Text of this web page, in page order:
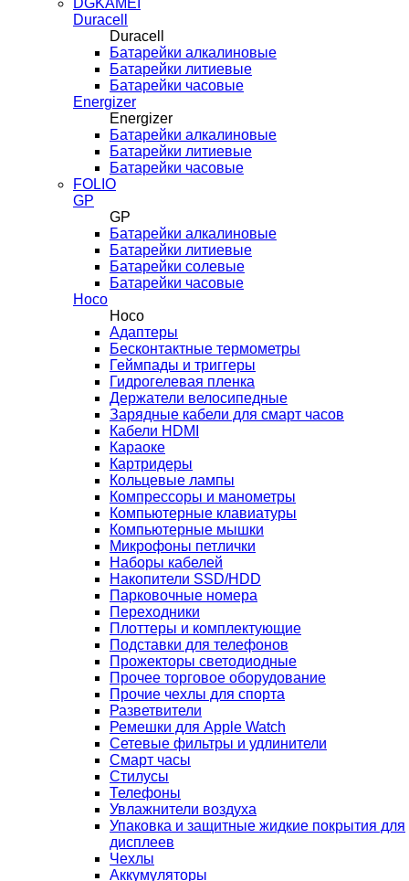
DGKAMEI
Duracell
Duracell
Батарейки алкалиновые
Батарейки литиевые
Батарейки часовые
Energizer
Energizer
Батарейки алкалиновые
Батарейки литиевые
Батарейки часовые
FOLIO
GP
GP
Батарейки алкалиновые
Батарейки литиевые
Батарейки солевые
Батарейки часовые
Hoco
Hoco
Адаптеры
Бесконтактные термометры
Геймпады и триггеры
Гидрогелевая пленка
Держатели велосипедные
Зарядные кабели для смарт часов
Кабели HDMI
Караоке
Картридеры
Кольцевые лампы
Компрессоры и манометры
Компьютерные клавиатуры
Компьютерные мышки
Микрофоны петлички
Наборы кабелей
Накопители SSD/HDD
Парковочные номера
Переходники
Плоттеры и комплектующие
Подставки для телефонов
Прожекторы светодиодные
Прочее торговое оборудование
Прочие чехлы для спорта
Разветвители
Ремешки для Apple Watch
Сетевые фильтры и удлинители
Смарт часы
Стилусы
Телефоны
Увлажнители воздуха
Упаковка и защитные жидкие покрытия для
дисплеев
Чехлы
Аккумуляторы